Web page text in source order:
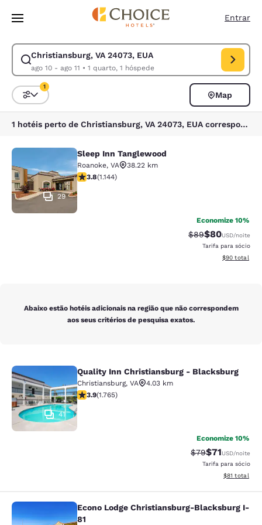
Pular Para Conteúdo Principal
Entrar
Christiansburg, VA 24073, EUA
ago 10 - ago 11 • 1 quarto, 1 hóspede
Modificar pesquisa para Christiansburg, VA 24073, EUA. Data de
Classificar e filtrar
1
Map
1 hotéis perto de Christiansburg, VA 24073, EUA correspondem aos seus filtros
Sleep Inn Tanglewood
29
Sleep Inn Tanglewood
Roanoke, VA
38.22 km
classificação 3.79 estrelas. Bom. 1144 avaliações
3.8(1.144)
Economize 10%
Tarifa anterior
$89Tarifa com
$80USD/noite
Tarifa para sócio
Exibir
$90 total
Abaixo estão hotéis adicionais na região que não correspondem
aos seus critérios de pesquisa exatos.
Quality Inn Christiansburg -
41
Quality Inn Christiansburg - Blacksburg
Christiansburg, VA
4.03 km
classificação 3.86 estrelas. Bom. 1765 avaliações
3.9(1.765)
Economize 10%
Tarifa anterior
$79Tarifa com
$71USD/noite
Tarifa para sócio
Exibir
$81 total
Econo Lodge Christiansburg-
Econo Lodge Christiansburg-Blacksburg I-
81